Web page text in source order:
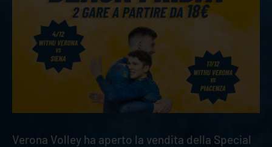
Verona Volley ha aperto la vendita della Special